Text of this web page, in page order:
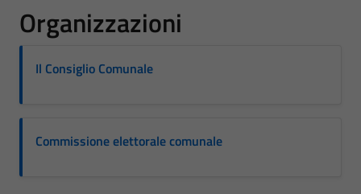
Organizzazioni
Il Consiglio Comunale
Commissione elettorale comunale